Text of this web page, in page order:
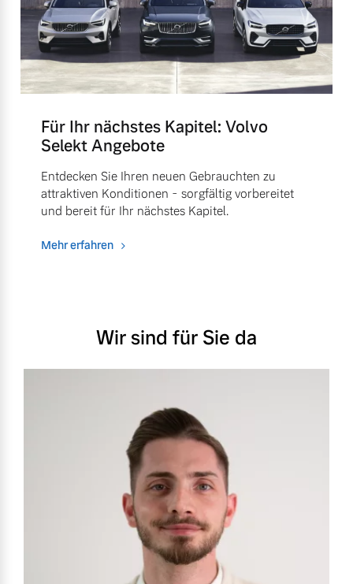
Für Ihr nächstes Kapitel: Volvo
Selekt Angebote
Entdecken Sie Ihren neuen Gebrauchten zu
attraktiven Konditionen - sorgfältig vorbereitet
und bereit für Ihr nächstes Kapitel.
Mehr erfahren
Wir sind für Sie da